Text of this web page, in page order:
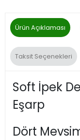
Ürün Açıklaması
Taksit Seçenekleri
Soft İpek
Eşarp
Dört